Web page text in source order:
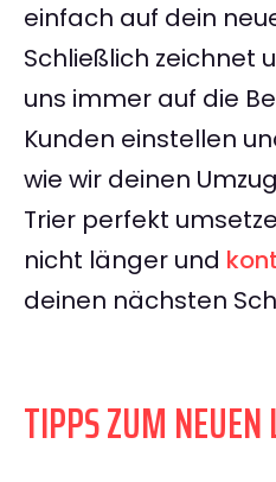
einfach auf dein
Schließlich zeichnet
uns immer auf die
Kunden einstellen
wie wir deinen
Trier perfekt
nicht länger und
deinen nächsten
TIPPS ZUM